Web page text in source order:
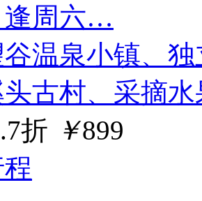
逢周六…
温泉小镇、
古村、采摘
折 ￥899